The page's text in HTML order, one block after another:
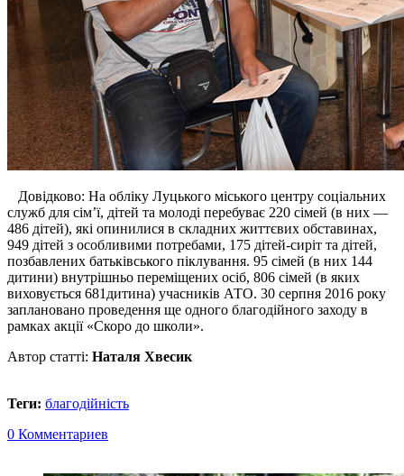
Довідково: На обліку Луцького міського центру соціальних
служб для сім’ї, дітей та молоді перебуває 220 сімей (в них —
486 дітей), які опинилися в складних життєвих обставинах,
949 дітей з особливими потребами, 175 дітей-сиріт та дітей,
позбавлених батьківського піклування. 95 сімей (в них 144
дитини) внутрішньо переміщених осіб, 806 сімей (в яких
виховується 681дитина) учасників АТО. 30 серпня 2016 року
заплановано проведення ще одного благодійного заходу в
рамках акції «Скоро до школи».
Автор статті: Наталя Хвесик
Теги: благодійність
0 Комментариев